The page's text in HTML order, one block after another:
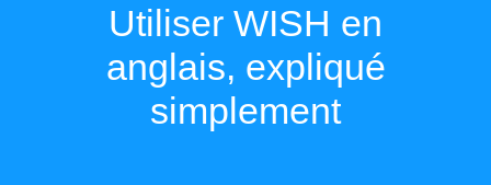
Utiliser WISH en
anglais, expliqué
simplement